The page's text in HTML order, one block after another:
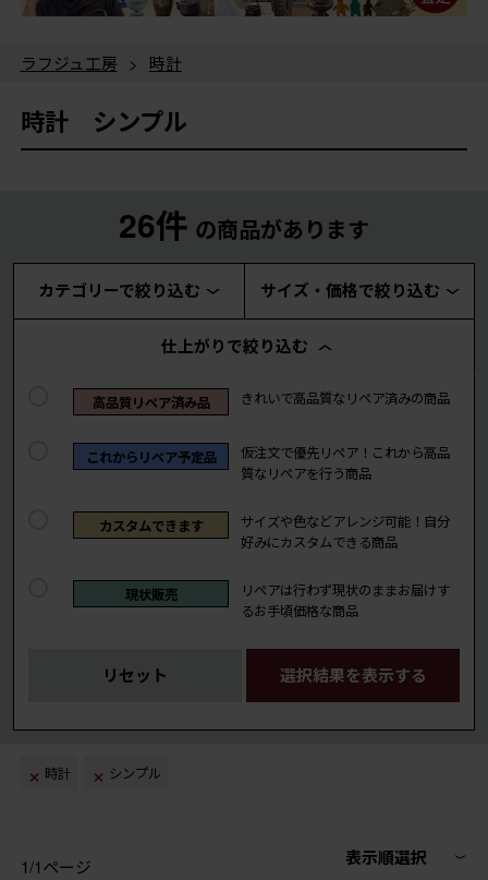
ラフジュ工房 > 時計
時計 シンプル
26件 の商品があります
カテゴリーで絞り込む サイズ・価格で絞り込む
仕上がりで絞り込む
高品質リペア済み品 きれいで高品質なリペア済みの商品
これからリペア予定品
仮注文で優先リペア！これから高品
質なリペアを行う商品
カスタムできます
サイズや色などアレンジ可能！自分
好みにカスタムできる商品
現状販売
リペアは行わず現状のままお届けす
るお手頃価格な商品
リセット 選択結果を表示する
時計 シンプル
1/1ページ 表示順選択